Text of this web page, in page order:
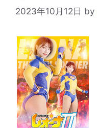
2023年10月12日 by